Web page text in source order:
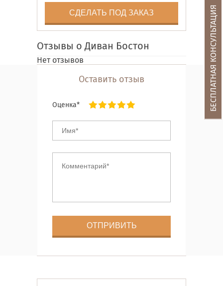
СДЕЛАТЬ ПОД ЗАКАЗ
Отзывы о Диван Бостон
Нет отзывов
Оставить отзыв
Оценка* БЕСПЛАТНАЯ КОНСУЛЬТАЦИЯ